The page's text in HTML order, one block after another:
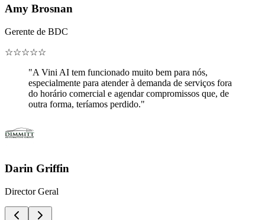
Amy Brosnan
Gerente de BDC
☆☆☆☆☆
"A Vini AI tem funcionado muito bem para nós,
especialmente para atender à demanda de serviços fora
do horário comercial e agendar compromissos que, de
outra forma, teríamos perdido."
Darin Griffin
Director Geral